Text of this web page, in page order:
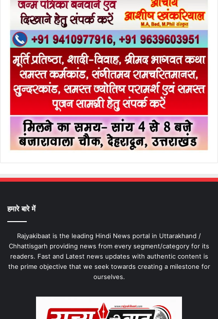
हमारे बारे में
Rajyakibaat is the leading Hindi News portal in Uttarakhand /
Chhattisgarh providing news from every segment/category for its
readers. Fast and Latest news updates with authentic content is
the prime objective that we seek towards creating a milestone for
ourselves.